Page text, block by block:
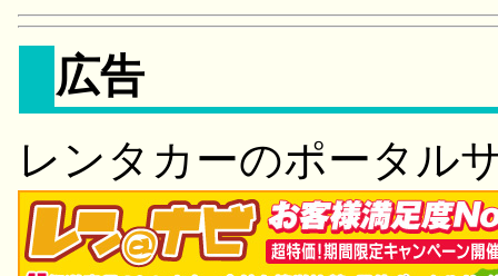
広告
レンタカーのポータル